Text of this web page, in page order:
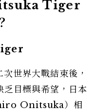
Tiger
世界大戰結束後，
乏目標與希望，日本
Onitsuka）相